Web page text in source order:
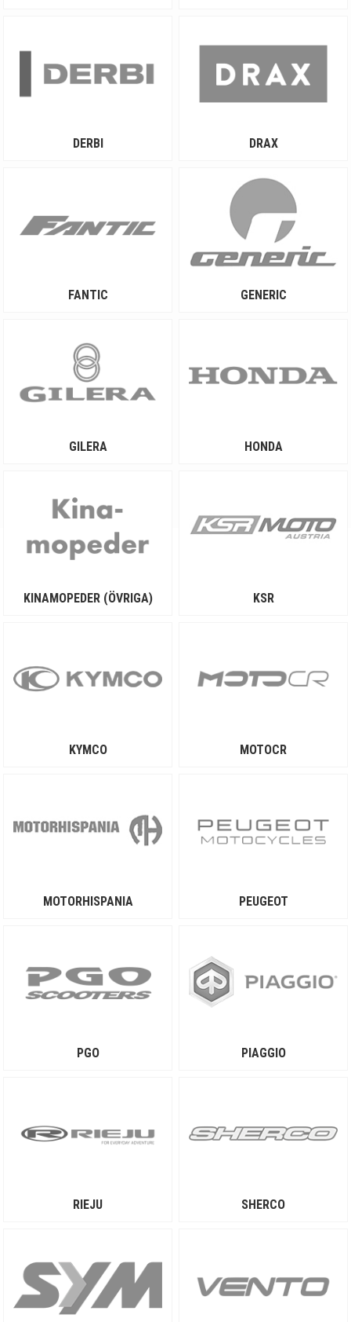
DERBI DRAX
FANTIC GENERIC
GILERA HONDA
KINAMOPEDER (ÖVRIGA) KSR
KYMCO MOTOCR
MOTORHISPANIA PEUGEOT
PGO PIAGGIO
RIEJU SHERCO